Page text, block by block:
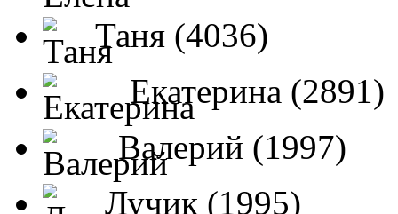
Таня (4036)
Екатерина (2891)
Валерий (1997)
Лучик (1995)